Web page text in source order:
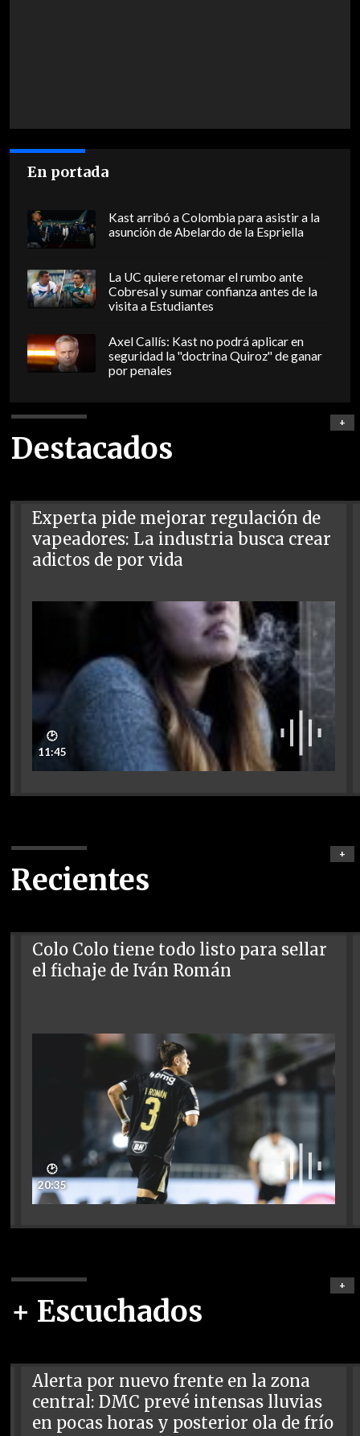
En portada
Kast arribó a Colombia para asistir a la
asunción de Abelardo de la Espriella
La UC quiere retomar el rumbo ante
Cobresal y sumar confianza antes de la
visita a Estudiantes
Axel Callís: Kast no podrá aplicar en
seguridad la "doctrina Quiroz" de ganar
por penales
Destacados
+
Experta pide mejorar regulación de
vapeadores: La industria busca crear
adictos de por vida
🕑
11:45
Recientes
+
Colo Colo tiene todo listo para sellar
el fichaje de Iván Román
🕑
20:35
+ Escuchados
+
Alerta por nuevo frente en la zona
central: DMC prevé intensas lluvias
en pocas horas y posterior ola de frío